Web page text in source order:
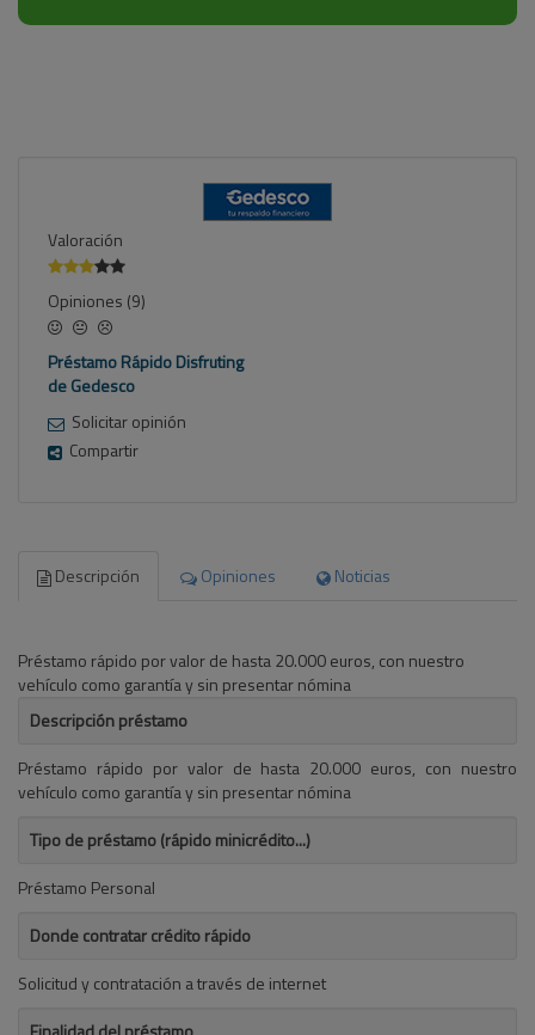
Valoración
Opiniones (9)
Préstamo Rápido Disfruting
de Gedesco
Solicitar opinión
Compartir
Descripción Opiniones Noticias
Préstamo rápido por valor de hasta 20.000 euros, con nuestro
vehículo como garantía y sin presentar nómina
Descripción préstamo
Préstamo rápido por valor de hasta 20.000 euros, con nuestro
vehículo como garantía y sin presentar nómina
Tipo de préstamo (rápido minicrédito...)
Préstamo Personal
Donde contratar crédito rápido
Solicitud y contratación a través de internet